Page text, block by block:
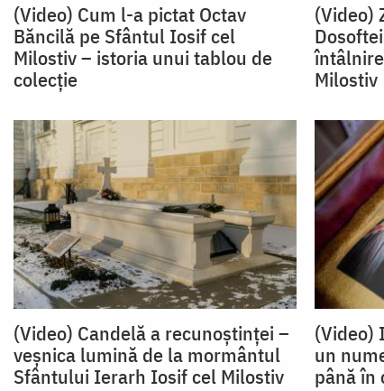
(Video) Cum l-a pictat Octav
Băncilă pe Sfântul Iosif cel
Milostiv – istoria unui tablou de
colecție
(Video)
Milostiv
(Video) Candelă a recunoștinței –
veșnica lumină de la mormântul
Sfântului Ierarh Iosif cel Milostiv
(Video)
un
până în